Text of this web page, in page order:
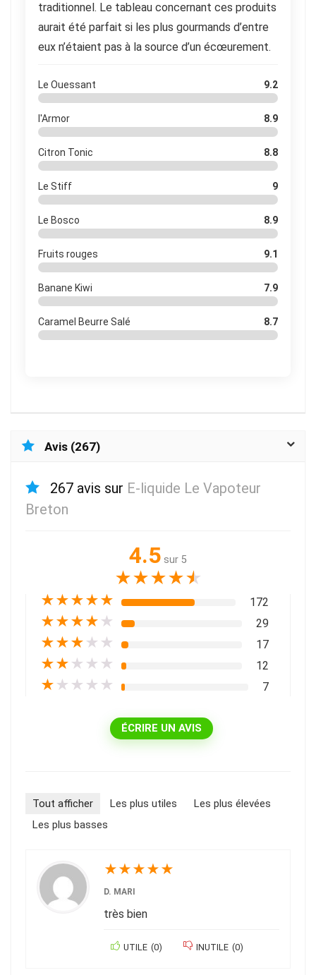
traditionnel. Le tableau concernant ces produits
aurait été parfait si les plus gourmands d’entre
eux n’étaient pas à la source d’un écœurement.
Le Ouessant 9.2
l'Armor 8.9
Citron Tonic 8.8
Le Stiff 9
Le Bosco 8.9
Fruits rouges 9.1
Banane Kiwi 7.9
Caramel Beurre Salé 8.7
Avis (267)
267 avis sur E-liquide Le Vapoteur
Breton
4.5 sur 5
★★★★★
★★★★★ 172
★★★★ ★ 29
★★★ ★ ★ 17
★★ ★ ★ ★ 12
★ ★ ★ ★ ★ 7
ÉCRIRE UN AVIS
Tout afficher Les plus utiles
Les plus élevées
Les plus basses
★★★★★
D. MARI
très bien
UTILE (0) INUTILE (0)